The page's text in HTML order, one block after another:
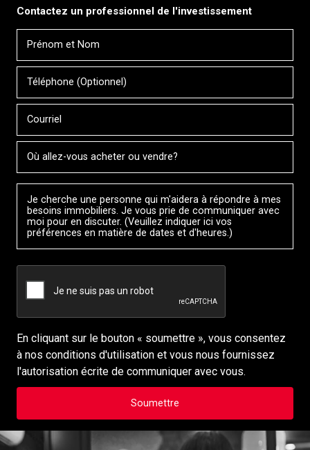
Contactez un professionnel de l'investissement
Veuillez
contacter
votre
courtier
directement
Nom
(Optionnel)
Message
En cliquant sur le bouton « soumettre », vous consentez
à nos conditions d'utilisation et vous nous fournissez
l'autorisation écrite de communiquer avec vous.